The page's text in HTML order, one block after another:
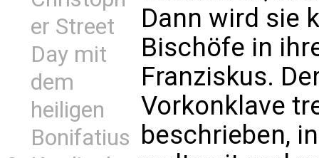
er Street
Day mit
dem
heiligen
Bonifatius
Dann wird sie
Bischöfe in
Franziskus.
Vorkonklave
beschrieben,